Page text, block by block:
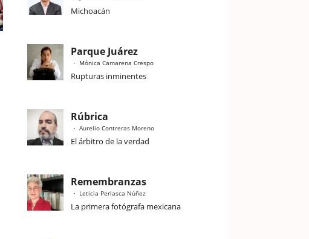
Michoacán
Parque Juárez
Mónica Camarena Crespo
Rupturas inminentes
Rúbrica
Aurelio Contreras Moreno
El árbitro de la verdad
Remembranzas
Leticia Perlasca Núñez
La primera fotógrafa mexicana